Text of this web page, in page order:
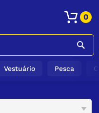
0
Vestuário Pesca